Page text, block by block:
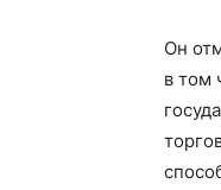
Он
в том